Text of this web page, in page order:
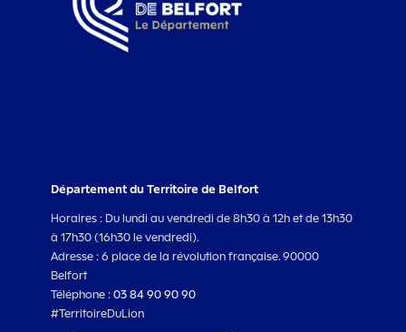
Département du Territoire de Belfort
Horaires : Du lundi au vendredi de 8h30 à 12h et de 13h30
à 17h30 (16h30 le vendredi).
Adresse : 6 place de la révolution française. 90000
Belfort
Téléphone :03 84 90 90 90
#TerritoireDuLion